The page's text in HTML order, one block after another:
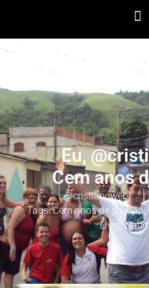
Eu,
Cem anos
@cristianoweb
Tags:Cem anos de solidão,
Livro,